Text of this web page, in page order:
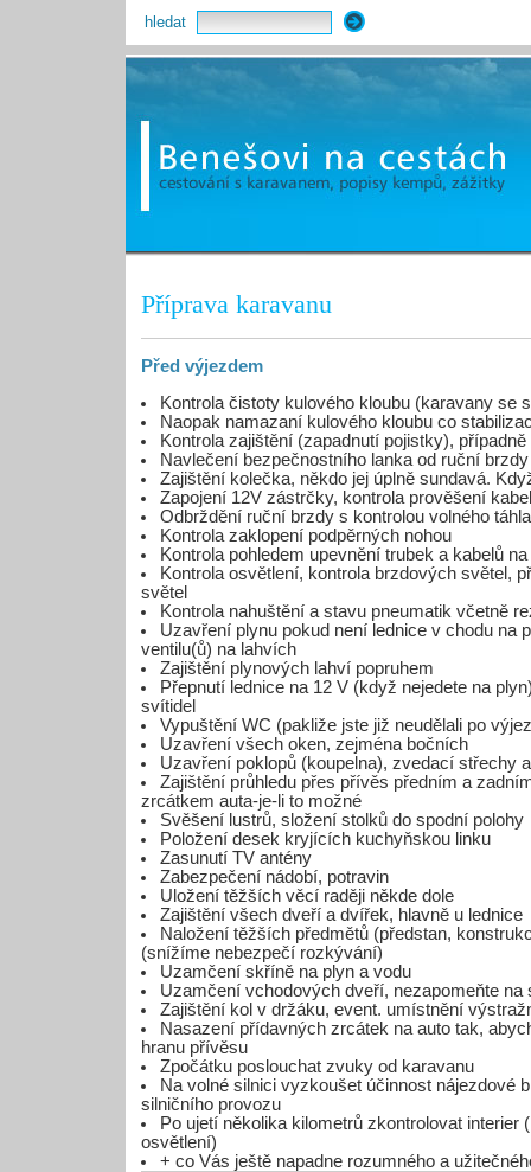
hledat
Příprava karavanu
Před výjezdem
Kontrola čistoty kulového kloubu (karavany se
Naopak namazaní kulového kloubu co
Kontrola zajištění (zapadnutí pojistky),
Navlečení bezpečnostního lanka od ruční
Zajištění kolečka, někdo jej úplně sundavá.
Zapojení 12V zástrčky, kontrola prověšení
Odbrždění ruční brzdy s kontrolou volného
Kontrola zaklopení podpěrných nohou
Kontrola pohledem upevnění trubek a kabelů
Kontrola osvětlení, kontrola brzdových světel,
světel
Kontrola nahuštění a stavu pneumatik včetně
Uzavření plynu pokud není lednice v chodu na
ventilu(ů) na lahvích
Zajištění plynových lahví popruhem
Přepnutí lednice na 12 V (když nejedete na
svítidel
Vypuštění WC (pakliže jste již neudělali po
Uzavření všech oken, zejména bočních
Uzavření poklopů (koupelna), zvedací střechy
Zajištění průhledu přes přívěs předním a
zrcátkem auta-je-li to možné
Svěšení lustrů, složení stolků do spodní polohy
Položení desek kryjících kuchyňskou linku
Zasunutí TV antény
Zabezpečení nádobí, potravin
Uložení těžších věcí raději někde dole
Zajištění všech dveří a dvířek, hlavně u lednice
Naložení těžších předmětů (předstan,
(snížíme nebezpečí rozkývání)
Uzamčení skříně na plyn a vodu
Uzamčení vchodových dveří, nezapomeňte na
Zajištění kol v držáku, event. umístnění
Nasazení přídavných zrcátek na auto tak,
hranu přívěsu
Zpočátku poslouchat zvuky od karavanu
Na volné silnici vyzkoušet účinnost nájezdové
silničního provozu
Po ujetí několika kilometrů zkontrolovat interier
osvětlení)
+ co Vás ještě napadne rozumného a